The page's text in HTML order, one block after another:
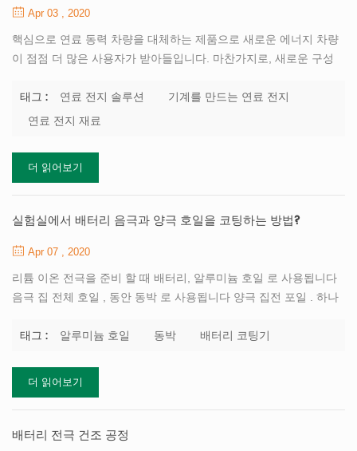
Apr 03 , 2020
핵심으로 연료 동력 차량을 대체하는 제품으로 새로운 에너지 차량
이 점점 더 많은 사용자가 받아들입니다. 마찬가지로, 새로운 구성
을 가지고 있습니다. 로 리튬 이온 배터리 및 슈퍼 커패시터, 토브 분
야의 첨단 기술 기업 항상 연료 전지 개발에 전념해 왔으며 새로운
루션 , 우리는 제공 할 수 있습니다 연료 전지들 기재 , 기계를 만드
는 연료 전지 과 기술적 지원 . 우리는 또한 디자인 할 수 있습니다
귀하의 요청에 따라 공장에서. 비교 기존의 전력 전지를 사용하면 연
료 전지가 전기로 직접 변환됩니다. 전기 화...
태그 : 연료 전지 솔루션
기계를 만드는 연료 전지
연료 전지 재료
더 읽어보기
실험실에서 배터리 음극과 양극 호일을 코팅하는 방법?
Apr 07 , 2020
리튬 이온 전극을 준비 할 때 배터리, 알루미늄 호일 로 사용됩니다
음극 집 전체 호일 , 동안 동박 로 사용됩니다 양극 집전 포일 . 하나
증가시키는 것이 좋습니다. 집전 호일과 재료 사이의 결합력. 그곳에
를 터 뜨리다 전문가를 제공 할 수 있습니다 실험실 코터 ...에 대한
태그 : 알루미늄 호일 동박 배터리 코팅기
더 읽어보기
배터리 전극 건조 공정